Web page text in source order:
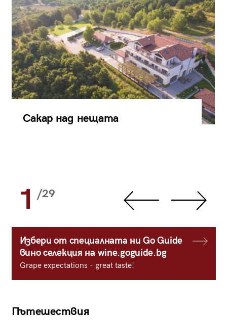
Сакар над нещата
1 /29
Избери от специалната ни Go Guide
вино селекция на wine.goguide.bg
Grape expectations - great taste!
Пътешествия